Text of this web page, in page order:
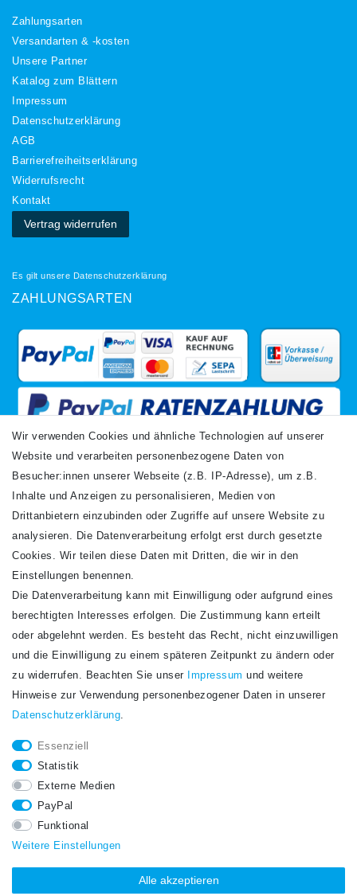
Zahlungsarten
Versandarten & -kosten
Unsere Partner
Katalog zum Blättern
Impressum
Daten­schutz­erklärung
AGB
Barrierefreiheitserklärung
Widerrufs­recht
Kontakt
Vertrag widerrufen
Es gilt unsere Datenschutzerklärung
ZAHLUNGSARTEN
VERSANDARTEN
Newsletter
Honig
Hiermit bestätige ich, dass ich dieDaten­schutz­erklärunggelesen habe. Meine
STAY CONNECTED.
Wir verwenden Cookies und ähnliche Technologien auf unserer
Website und verarbeiten personenbezogene Daten von
Besucher:innen unserer Webseite (z.B. IP-Adresse), um z.B.
Inhalte und Anzeigen zu personalisieren, Medien von
Drittanbietern einzubinden oder Zugriffe auf unsere Website zu
analysieren. Die Datenverarbeitung erfolgt erst durch gesetzte
Cookies. Wir teilen diese Daten mit Dritten, die wir in den
Einstellungen benennen.
Die Datenverarbeitung kann mit Einwilligung oder aufgrund eines
berechtigten Interesses erfolgen. Die Zustimmung kann erteilt
oder abgelehnt werden. Es besteht das Recht, nicht einzuwilligen
und die Einwilligung zu einem späteren Zeitpunkt zu ändern oder
zu widerrufen. Beachten Sie unser
Impressum und weitere
Hinweise zur Verwendung personenbezogener Daten in unserer
Daten­schutz­erklärung.
Essenziell
Statistik
Externe Medien
PayPal
Funktional
Weitere Einstellungen
Alle akzeptieren